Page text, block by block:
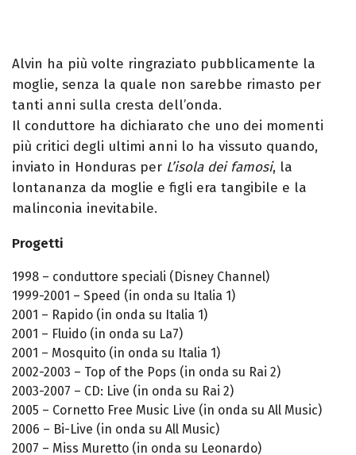
Alvin ha più volte ringraziato pubblicamente la
moglie, senza la quale non sarebbe rimasto per
tanti anni sulla cresta dell’onda.
Il conduttore ha dichiarato che uno dei momenti
più critici degli ultimi anni lo ha vissuto quando,
inviato in Honduras per L’isola dei famosi, la
lontananza da moglie e figli era tangibile e la
malinconia inevitabile.
Progetti
1998 – conduttore speciali (Disney Channel)
1999-2001 – Speed (in onda su Italia 1)
2001 – Rapido (in onda su Italia 1)
2001 – Fluido (in onda su La7)
2001 – Mosquito (in onda su Italia 1)
2002-2003 – Top of the Pops (in onda su Rai 2)
2003-2007 – CD: Live (in onda su Rai 2)
2005 – Cornetto Free Music Live (in onda su All Music)
2006 – Bi-Live (in onda su All Music)
2007 – Miss Muretto (in onda su Leonardo)